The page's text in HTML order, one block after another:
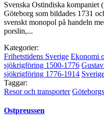
Svenska Ostindiska kompaniet
Göteborg som bildades 1731
svenskt monopol på handeln
porslin,...
Kategorier:
Frihetstidens Sverige Ekonomi
sjökrigföring 1500-1776
sjökrigföring 1776-1914
Taggar:
Resor och transporter
Ostpreussen